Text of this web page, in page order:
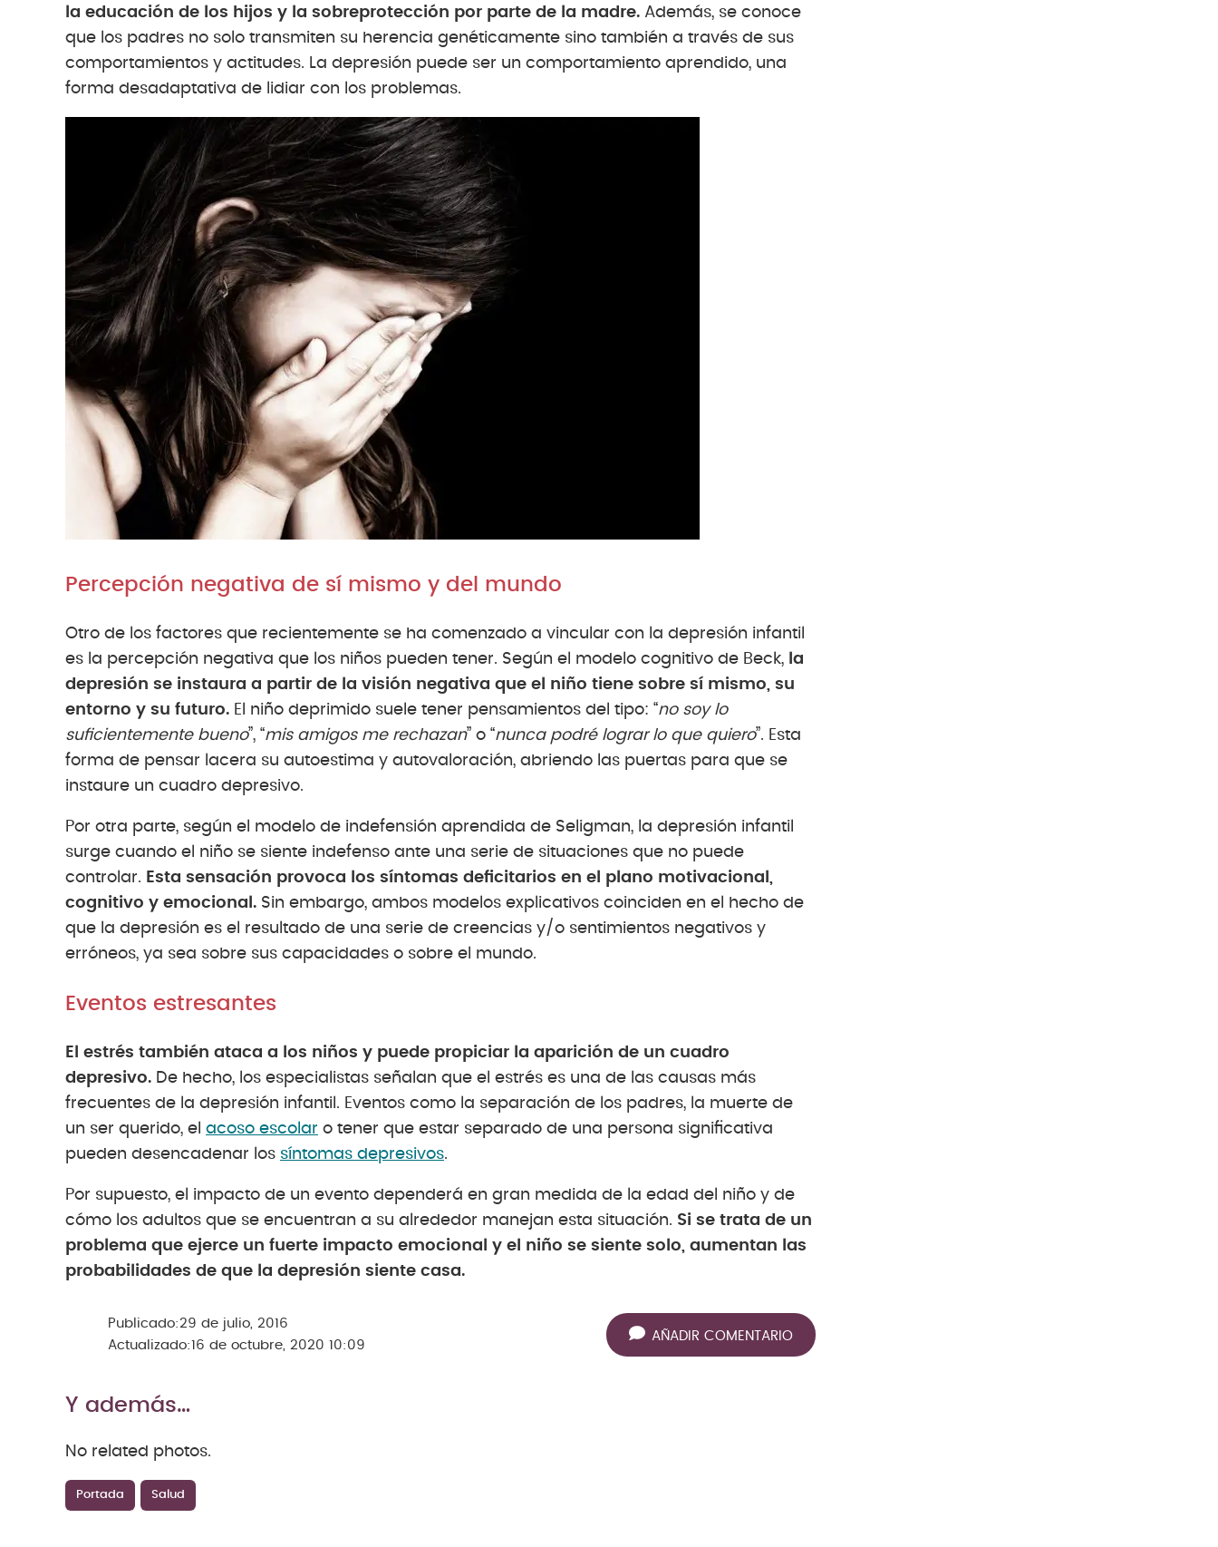
la educación de los hijos y la sobreprotección por parte de la madre. Además, se conoce
que los padres no solo transmiten su herencia genéticamente sino también a través de sus
comportamientos y actitudes. La depresión puede ser un comportamiento aprendido, una
forma desadaptativa de lidiar con los problemas.
Percepción negativa de sí mismo y del mundo
Otro de los factores que recientemente se ha comenzado a vincular con la depresión infantil
es la percepción negativa que los niños pueden tener. Según el modelo cognitivo de Beck, la
depresión se instaura a partir de la visión negativa que el niño tiene sobre sí mismo, su
entorno y su futuro. El niño deprimido suele tener pensamientos del tipo: “no soy lo
suficientemente bueno”, “mis amigos me rechazan” o “nunca podré lograr lo que quiero”. Esta
forma de pensar lacera su autoestima y autovaloración, abriendo las puertas para que se
instaure un cuadro depresivo.
Por otra parte, según el modelo de indefensión aprendida de Seligman, la depresión infantil
surge cuando el niño se siente indefenso ante una serie de situaciones que no puede
controlar. Esta sensación provoca los síntomas deficitarios en el plano motivacional,
cognitivo y emocional. Sin embargo, ambos modelos explicativos coinciden en el hecho de
que la depresión es el resultado de una serie de creencias y/o sentimientos negativos y
erróneos, ya sea sobre sus capacidades o sobre el mundo.
Eventos estresantes
El estrés también ataca a los niños y puede propiciar la aparición de un cuadro
depresivo. De hecho, los especialistas señalan que el estrés es una de las causas más
frecuentes de la depresión infantil. Eventos como la separación de los padres, la muerte de
un ser querido, el acoso escolar o tener que estar separado de una persona significativa
pueden desencadenar los síntomas depresivos.
Por supuesto, el impacto de un evento dependerá en gran medida de la edad del niño y de
cómo los adultos que se encuentran a su alrededor manejan esta situación. Si se trata de un
problema que ejerce un fuerte impacto emocional y el niño se siente solo, aumentan las
probabilidades de que la depresión siente casa.
Publicado:29 de julio, 2016
Actualizado:16 de octubre, 2020 10:09
AÑADIR COMENTARIO
Y además…
No related photos.
Portada Salud